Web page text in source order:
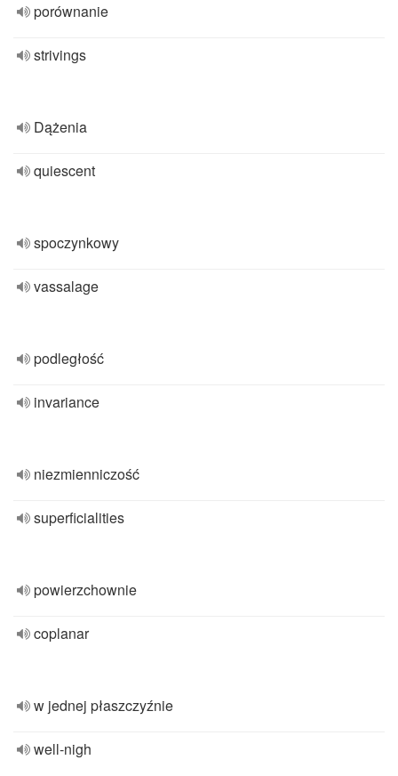
porównanie
strivings
Dążenia
quiescent
spoczynkowy
vassalage
podległość
invariance
niezmienniczość
superficialities
powierzchownie
coplanar
w jednej płaszczyźnie
well-nigh